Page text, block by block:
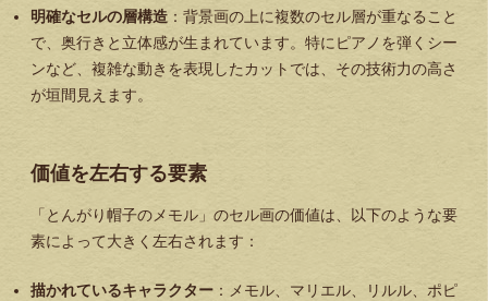
明確なセルの層構造 ：背景画の上に複数のセル層が重なること
で、奥行きと立体感が生まれています。特にピアノを弾くシー
ンなど、複雑な動きを表現したカットでは、その技術力の高さ
が垣間見えます。
価値を左右する要素
「とんがり帽子のメモル」のセル画の価値は、以下のような要
素によって大きく左右されます：
描かれているキャラクター ：メモル、マリエル、リルル、ポピ